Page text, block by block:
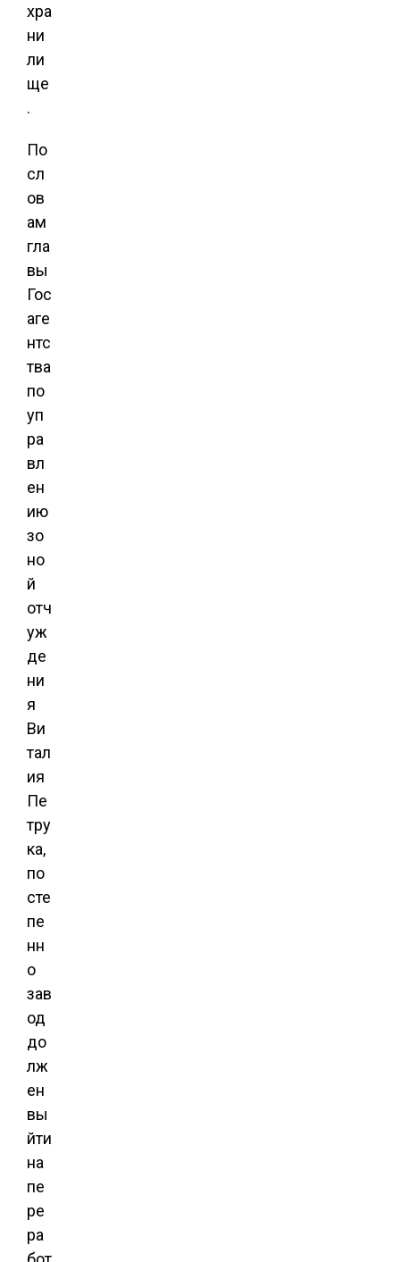
хра
ни
ли
ще
.
По
сл
ов
ам
гла
вы
Гос
аге
нтс
тва
по
уп
ра
вл
ен
ию
зо
но
й
отч
уж
де
ни
я
Ви
тал
ия
Пе
тру
ка,
по
сте
пе
нн
о
зав
од
до
лж
ен
вы
йти
на
пе
ре
ра